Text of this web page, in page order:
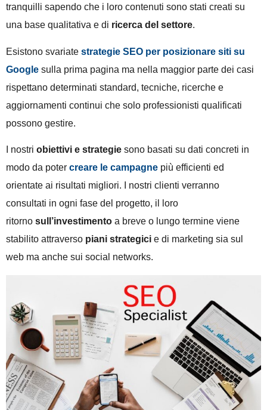
tranquilli sapendo che i loro contenuti sono stati creati su
una base qualitativa e di ricerca del settore.
Esistono svariate strategie SEO per posizionare siti su
Google sulla prima pagina ma nella maggior parte dei casi
rispettano determinati standard, tecniche, ricerche e
aggiornamenti continui che solo professionisti qualificati
possono gestire.
I nostri obiettivi e strategie sono basati su dati concreti in
modo da poter creare le campagne più efficienti ed
orientate ai risultati migliori. I nostri clienti verranno
consultati in ogni fase del progetto, il loro
ritorno sull’investimento a breve o lungo termine viene
stabilito attraverso piani strategici e di marketing sia sul
web ma anche sui social networks.